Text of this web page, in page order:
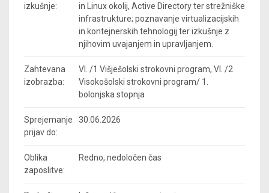
izkušnje:
in Linux okolij, Active Directory ter strežniške
infrastrukture; poznavanje virtualizacijskih
in kontejnerskih tehnologij ter izkušnje z
njihovim uvajanjem in upravljanjem.
Zahtevana
izobrazba:
VI. /1 Višješolski strokovni program, VI. /2
Visokošolski strokovni program/ 1.
bolonjska stopnja
Sprejemanje
prijav do:
30.06.2026
Oblika
zaposlitve:
Redno, nedoločen čas